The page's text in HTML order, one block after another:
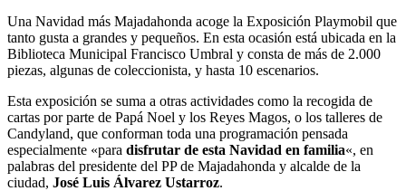
Una Navidad más Majadahonda acoge la Exposición Playmobil que
tanto gusta a grandes y pequeños. En esta ocasión está ubicada en la
Biblioteca Municipal Francisco Umbral y consta de más de 2.000
piezas, algunas de coleccionista, y hasta 10 escenarios.
Esta exposición se suma a otras actividades como la recogida de
cartas por parte de Papá Noel y los Reyes Magos, o los talleres de
Candyland, que conforman toda una programación pensada
especialmente «para disfrutar de esta Navidad en familia«, en
palabras del presidente del PP de Majadahonda y alcalde de la
ciudad, José Luis Álvarez Ustarroz.